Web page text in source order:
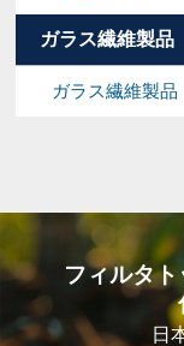
ガラス繊維製品
ガラス繊維製品
フィルタ
日